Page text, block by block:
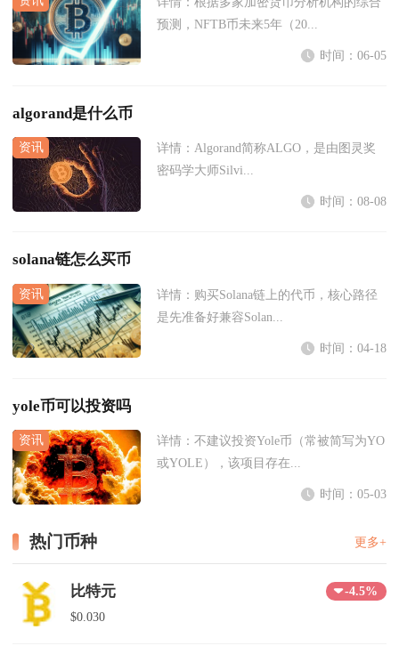
预测，NFTB币未来5年（20...
时间：06-05
algorand是什么币
详情： Algorand简称ALGO，是由图灵奖
密码学大师Silvi...
时间：08-08
solana链怎么买币
详情： 购买Solana链上的代币，核心路径
是先准备好兼容Solan...
时间：04-18
yole币可以投资吗
详情： 不建议投资Yole币（常被简写为YO
或YOLE），该项目存在...
时间：05-03
热门币种 更多+
比特元
-4.5%
$0.030